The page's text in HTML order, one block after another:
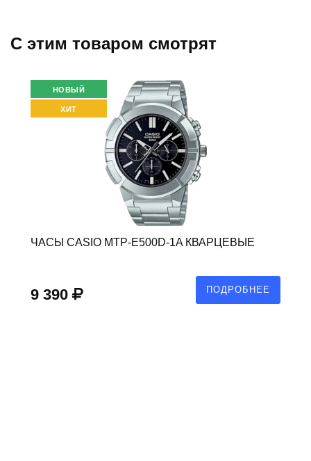
C этим товаром смотрят
НОВЫЙ
ХИТ
ЧАСЫ CASIO MTP-E500D-1A КВАРЦЕВЫЕ
9 390 ПОДРОБНЕЕ